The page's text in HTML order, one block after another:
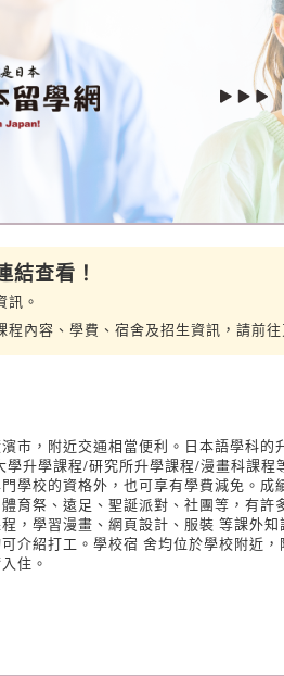
結查看！
訊。
內容、學費、宿舍及招生資訊，請前
市，附近交通相當便利。日本語學科
學升學課程/研究所升學課程/漫畫科課
學校的資格外，也可享有學費減免。成
育祭、遠足、聖誕派對、社團等，有
，學習漫畫、網頁設計、服裝 等課外
介紹打工。學校宿 舍均位於學校附近
住。